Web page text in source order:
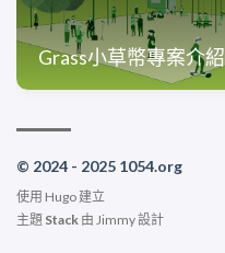
Grass小草幣專案介紹
© 2024 - 2025 1054.org
使用 Hugo建立
主題 Stack 由 Jimmy設計